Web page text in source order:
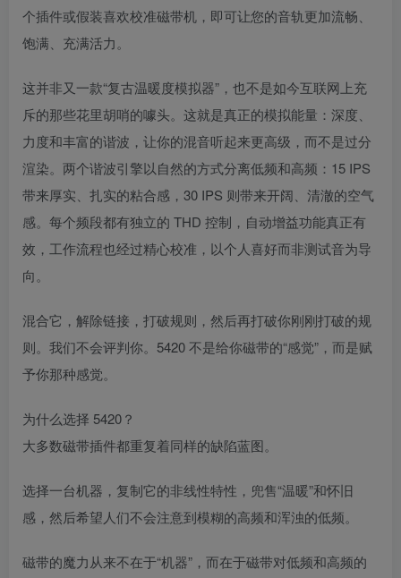
个插件或假装喜欢校准磁带机，即可让您的音轨更加流畅、
饱满、充满活力。
这并非又一款“复古温暖度模拟器”，也不是如今互联网上充
斥的那些花里胡哨的噱头。这就是真正的模拟能量：深度、
力度和丰富的谐波，让你的混音听起来更高级，而不是过分
渲染。两个谐波引擎以自然的方式分离低频和高频：15 IPS
带来厚实、扎实的粘合感，30 IPS 则带来开阔、清澈的空气
感。每个频段都有独立的 THD 控制，自动增益功能真正有
效，工作流程也经过精心校准，以个人喜好而非测试音为导
向。
混合它，解除链接，打破规则，然后再打破你刚刚打破的规
则。我们不会评判你。5420 不是给你磁带的“感觉”，而是赋
予你那种感觉。
为什么选择 5420？
大多数磁带插件都重复着同样的缺陷蓝图。
选择一台机器，复制它的非线性特性，兜售“温暖”和怀旧
感，然后希望人们不会注意到模糊的高频和浑浊的低频。
磁带的魔力从来不在于“机器”，而在于磁带对低频和高频的